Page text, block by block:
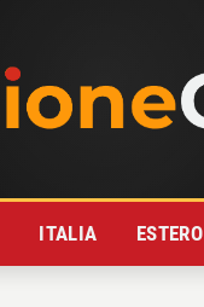
ITALIA ESTERO